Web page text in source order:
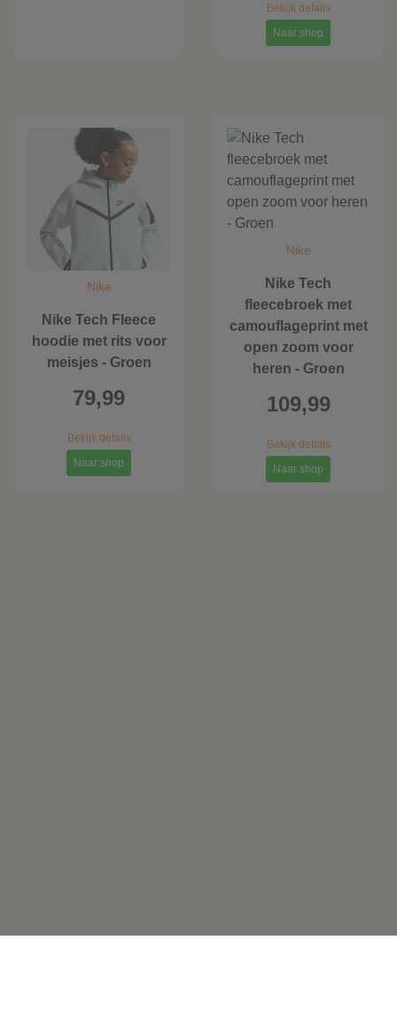
Bekijk details
Naar shop
Nike
Nike Tech Fleece
hoodie met rits voor
meisjes - Groen
79,99
Bekijk details
Naar shop
Nike
Nike Tech
fleecebroek met
camouflageprint met
open zoom voor
heren - Groen
109,99
Bekijk details
Naar shop